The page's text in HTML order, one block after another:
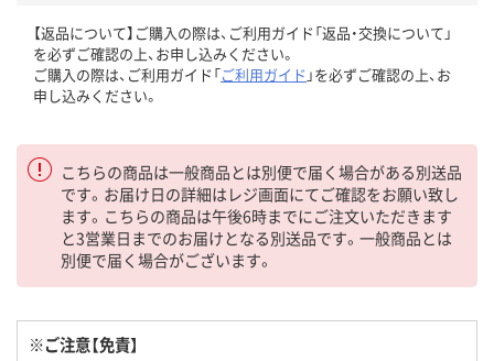
【返品について】ご購入の際は、ご利用ガイド「返品・交換について」
を必ずご確認の上、お申し込みください。
ご購入の際は、ご利用ガイド「ご利用ガイド 」を必ずご確認の上、お
申し込みください。
こちらの商品は一般商品とは別便で届く場合がある別送品
です。お届け日の詳細はレジ画面にてご確認をお願い致し
ます。こちらの商品は午後6時までにご注文いただきます
と3営業日までのお届けとなる別送品です。一般商品とは
別便で届く場合がございます。
※ご注意【免責】